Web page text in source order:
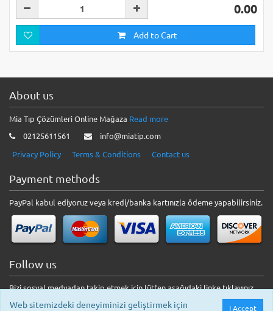
0.00
Add to Cart
About us
Mia Tıp Çözümleri Online Mağaza Read more
02125611561
info@miatip.com
Privacy Policy
Terms & Conditions Contact us
Payment methods
PayPal kabul ediyoruz veya kredi/banka kartınızla ödeme yapabilirsiniz.
Follow us
Bizi sosyal medyadan takip etmek için lütfen aşağıdaki linke tıklayınız.
I Accept
Web sitemizdeki deneyiminizi geliştirmek için